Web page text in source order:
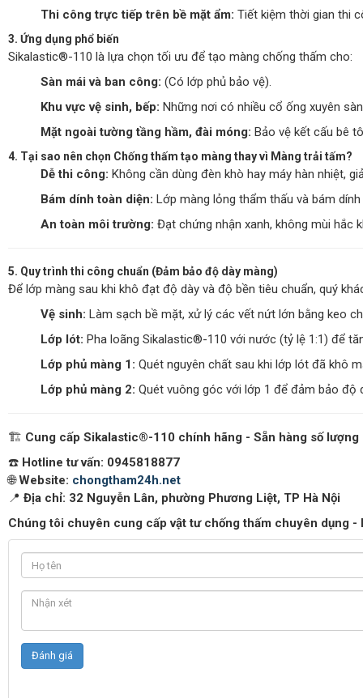
Thi công trực tiếp trên bề mặt ẩm: Tiết kiệm thời gian thi
3. Ứng dụng phổ biến
Sikalastic®-110 là lựa chọn tối ưu để tạo màng chống thấm cho:
Sàn mái và ban công: (Có lớp phủ bảo vệ).
Khu vực vệ sinh, bếp: Những nơi có nhiều cổ ống xuyên
Mặt ngoài tường tầng hầm, đài móng: Bảo vệ kết cấu bê
4. Tại sao nên chọn Chống thấm tạo màng thay vì Màng trải tấm?
Dễ thi công: Không cần dùng đèn khò hay máy hàn nhiệt,
Bám dính toàn diện: Lớp màng lỏng thẩm thấu và bám
An toàn môi trường: Đạt chứng nhận xanh, không mùi hắc
5. Quy trình thi công chuẩn (Đảm bảo độ dày màng)
Để lớp màng sau khi khô đạt độ dày và độ bền tiêu chuẩn, quý
Vệ sinh: Làm sạch bề mặt, xử lý các vết nứt lớn bằng keo
Lớp lót: Pha loãng Sikalastic®-110 với nước (tỷ lệ 1:1) để
Lớp phủ màng 1: Quét nguyên chất sau khi lớp lót đã khô
Lớp phủ màng 2: Quét vuông góc với lớp 1 để đảm bảo
🏗️ Cung cấp Sikalastic®-110 chính hãng - Sẵn hàng số lượng
☎️ Hotline tư vấn: 0945818877
🌐Website: chongtham24h.net
📍 Địa chỉ: 32 Nguyễn Lân, phường Phương Liệt, TP Hà Nội
Chúng tôi chuyên cung cấp vật tư chống thấm chuyên dụng